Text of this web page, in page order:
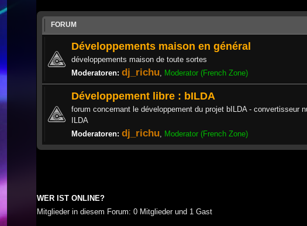
FORUM
Développements maison en général
développements maison de toute sortes
Moderatoren: dj_richu Moderator (French Zone)
Développement libre : bILDA
forum concernant le développement du projet bILDA - convertisseur
ILDA
Moderatoren: dj_richu Moderator (French Zone)
WER IST ONLINE?
Mitglieder in diesem Forum: 0 Mitglieder und 1 Gast